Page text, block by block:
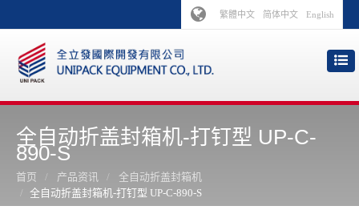
繁體中文 简体中文 English
全自动折盖封箱机-打钉型 UP-C-
890-S
首页 产品资讯
全自动折盖封箱机
全自动折盖封箱机-打钉型 UP-C-890-S